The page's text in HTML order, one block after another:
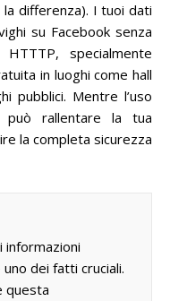
differenza). I tuoi dati
su Facebook senza
specialmente
in luoghi come hall
pubblici. Mentre l’uso
può rallentare la tua
la completa sicurezza
informazioni
dei fatti cruciali.
questa